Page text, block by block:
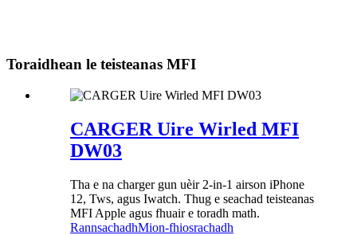
Toraidhean le teisteanas MFI
CARGER Uire Wirled MFI
DW03
Tha e na charger gun uèir 2-in-1 airson iPhone
12, Tws, agus Iwatch. Thug e seachad teisteanas
MFI Apple agus fhuair e toradh math.
RannsachadhMion-fhiosrachadh